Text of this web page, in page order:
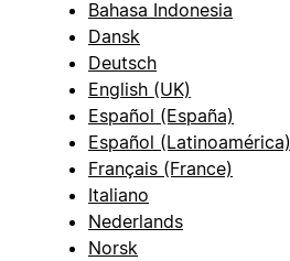
Bahasa Indonesia
Dansk
Deutsch
English (UK)
Español (España)
Español (Latinoamérica)
Français (France)
Italiano
Nederlands
Norsk